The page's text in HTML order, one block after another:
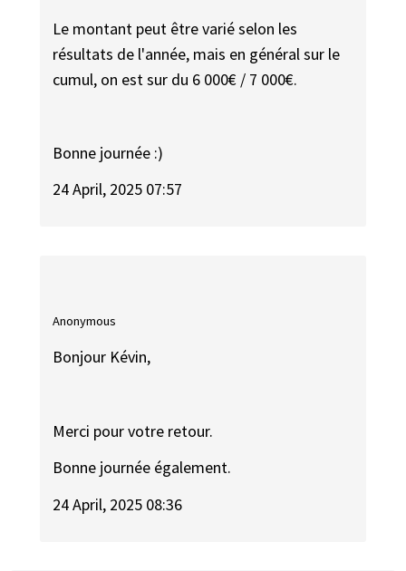
Le montant peut être varié selon les
résultats de l'année, mais en général sur le
cumul, on est sur du 6 000€ / 7 000€.
Bonne journée :)
24 April, 2025 07:57
Anonymous
Bonjour Kévin,
Merci pour votre retour.
Bonne journée également.
24 April, 2025 08:36